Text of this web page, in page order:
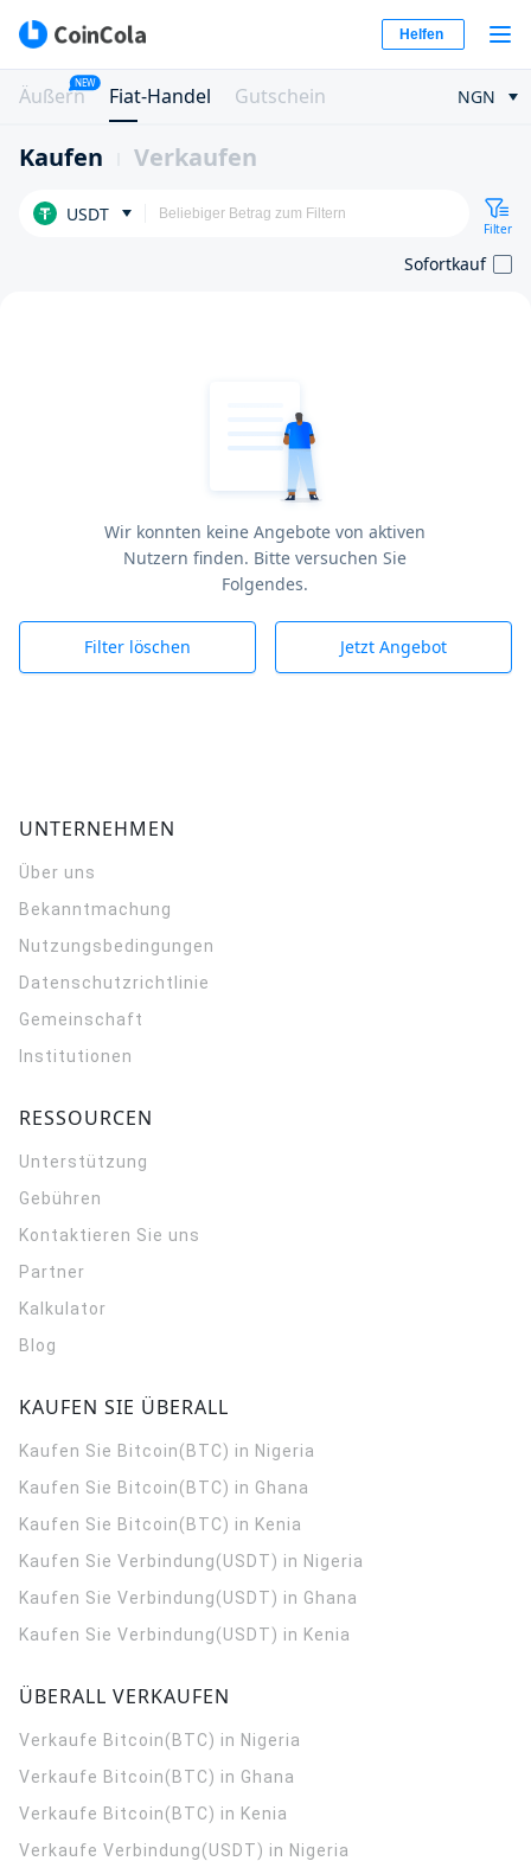
Helfen
Äußern
NEW
Fiat-Handel Gutschein NGN
Kaufen Verkaufen
USDT
Filter
Sofortkauf
Wir konnten keine Angebote von aktiven
Nutzern finden. Bitte versuchen Sie
Folgendes.
Filter löschen Jetzt Angebot
UNTERNEHMEN
Über uns
Bekanntmachung
Nutzungsbedingungen
Datenschutzrichtlinie
Gemeinschaft
Institutionen
RESSOURCEN
Unterstützung
Gebühren
Kontaktieren Sie uns
Partner
Kalkulator
Blog
KAUFEN SIE ÜBERALL
Kaufen Sie Bitcoin(BTC) in Nigeria
Kaufen Sie Bitcoin(BTC) in Ghana
Kaufen Sie Bitcoin(BTC) in Kenia
Kaufen Sie Verbindung(USDT) in Nigeria
Kaufen Sie Verbindung(USDT) in Ghana
Kaufen Sie Verbindung(USDT) in Kenia
ÜBERALL VERKAUFEN
Verkaufe Bitcoin(BTC) in Nigeria
Verkaufe Bitcoin(BTC) in Ghana
Verkaufe Bitcoin(BTC) in Kenia
Verkaufe Verbindung(USDT) in Nigeria